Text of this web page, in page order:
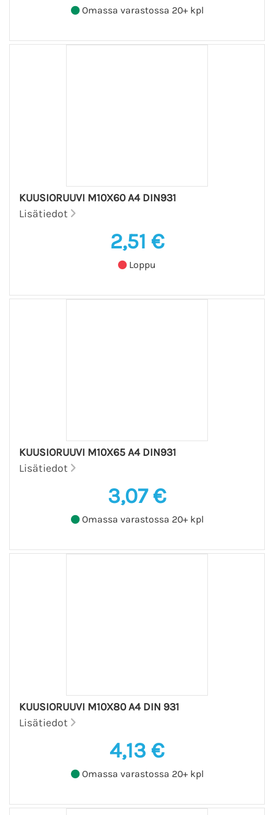
Omassa varastossa 20+ kpl
KUUSIORUUVI M10X60 A4 DIN931
Lisätiedot
2,51 €
Loppu
KUUSIORUUVI M10X65 A4 DIN931
Lisätiedot
3,07 €
Omassa varastossa 20+ kpl
KUUSIORUUVI M10X80 A4 DIN 931
Lisätiedot
4,13 €
Omassa varastossa 20+ kpl